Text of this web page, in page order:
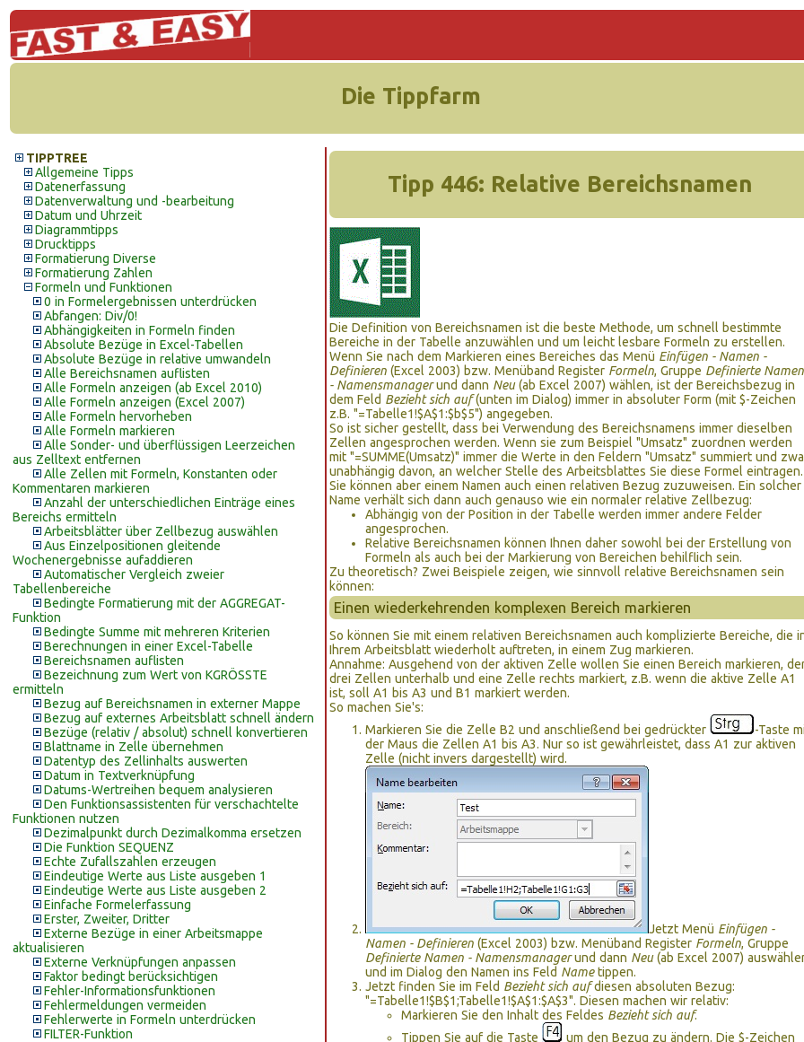
Die Tippfarm
TIPPTREE
Allgemeine Tipps
Datenerfassung
Datenverwaltung und -bearbeitung
Datum und Uhrzeit
Diagrammtipps
Drucktipps
Formatierung Diverse
Formatierung Zahlen
Formeln und Funktionen
0 in Formelergebnissen unterdrücken
Abfangen: Div/0!
Abhängigkeiten in Formeln finden
Absolute Bezüge in Excel-Tabellen
Absolute Bezüge in relative umwandeln
Alle Bereichsnamen auflisten
Alle Formeln anzeigen (ab Excel 2010)
Alle Formeln anzeigen (Excel 2007)
Alle Formeln hervorheben
Alle Formeln markieren
Alle Sonder- und überflüssigen Leerzeichen
aus Zelltext entfernen
Alle Zellen mit Formeln, Konstanten oder
Kommentaren markieren
Anzahl der unterschiedlichen Einträge eines
Bereichs ermitteln
Arbeitsblätter über Zellbezug auswählen
Aus Einzelpositionen gleitende
Wochenergebnisse aufaddieren
Automatischer Vergleich zweier
Tabellenbereiche
Bedingte Formatierung mit der AGGREGAT-
Funktion
Bedingte Summe mit mehreren Kriterien
Berechnungen in einer Excel-Tabelle
Bereichsnamen auflisten
Bezeichnung zum Wert von KGRÖSSTE
ermitteln
Bezug auf Bereichsnamen in externer Mappe
Bezug auf externes Arbeitsblatt schnell ändern
Bezüge (relativ / absolut) schnell konvertieren
Blattname in Zelle übernehmen
Datentyp des Zellinhalts auswerten
Datum in Textverknüpfung
Datums-Wertreihen bequem analysieren
Den Funktionsassistenten für verschachtelte
Funktionen nutzen
Dezimalpunkt durch Dezimalkomma ersetzen
Die Funktion SEQUENZ
Echte Zufallszahlen erzeugen
Eindeutige Werte aus Liste ausgeben 1
Eindeutige Werte aus Liste ausgeben 2
Einfache Formelerfassung
Erster, Zweiter, Dritter
Externe Bezüge in einer Arbeitsmappe
aktualisieren
Externe Verknüpfungen anpassen
Faktor bedingt berücksichtigen
Fehler-Informationsfunktionen
Fehlermeldungen vermeiden
Fehlerwerte in Formeln unterdrücken
FILTER-Funktion
Tipp 446: Relative Bereichsnamen
Die Definition von Bereichsnamen ist die beste Methode, um schnell bestimmte
Bereiche in der Tabelle anzuwählen und um leicht lesbare Formeln zu erstellen.
Wenn Sie nach dem Markieren eines Bereiches das Menü Einfügen - Namen -
Definieren (Excel 2003) bzw. Menüband Register Formeln, Gruppe Definierte Namen
- Namensmanagerund dann Neu(ab Excel 2007) wählen, ist der Bereichsbezug in
dem Feld Bezieht sich auf(unten im Dialog) immer in absoluter Form (mit $-Zeichen
z.B. "=Tabelle1!$A$1:$b$5") angegeben.
So ist sicher gestellt, dass bei Verwendung des Bereichsnamens immer dieselben
Zellen angesprochen werden. Wenn sie zum Beispiel "Umsatz" zuordnen werden
mit "=SUMME(Umsatz)" immer die Werte in den Feldern "Umsatz" summiert und
unabhängig davon, an welcher Stelle des Arbeitsblattes Sie diese Formel eintragen.
Sie können aber einem Namen auch einen relativen Bezug zuzuweisen. Ein solcher
Name verhält sich dann auch genauso wie ein normaler relative Zellbezug:
Abhängig von der Position in der Tabelle werden immer andere Felder
angesprochen.
Relative Bereichsnamen können Ihnen daher sowohl bei der Erstellung von
Formeln als auch bei der Markierung von Bereichen behilflich sein.
Zu theoretisch? Zwei Beispiele zeigen, wie sinnvoll relative Bereichsnamen sein
können:
Einen wiederkehrenden komplexen Bereich markieren
So können Sie mit einem relativen Bereichsnamen auch komplizierte Bereiche, die
Ihrem Arbeitsblatt wiederholt auftreten, in einem Zug markieren.
Annahme: Ausgehend von der aktiven Zelle wollen Sie einen Bereich markieren,
drei Zellen unterhalb und eine Zelle rechts markiert, z.B. wenn die aktive Zelle A1
ist, soll A1 bis A3 und B1 markiert werden.
So machen Sie's:
Markieren Sie die Zelle B2 und anschließend bei gedrückter
-Taste
der Maus die Zellen A1 bis A3. Nur so ist gewährleistet, dass A1 zur aktiven
Zelle (nicht invers dargestellt) wird.
Jetzt Menü Einfügen -
Namen - Definieren (Excel 2003) bzw. Menüband Register Formeln, Gruppe
Definierte Namen - Namensmanagerund dann Neu(ab Excel 2007)
und im Dialog den Namen ins Feld Nametippen.
Jetzt finden Sie im Feld Bezieht sich aufdiesen absoluten Bezug:
"=Tabelle1!$B$1;Tabelle1!$A$1:$A$3". Diesen machen wir relativ:
Markieren Sie den Inhalt des Feldes Bezieht sich auf.
Tippen Sie auf die Taste
um den Bezug zu ändern. Die $-Zeichen